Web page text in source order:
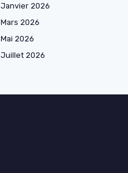
Janvier 2026
Mars 2026
Mai 2026
Juillet 2026